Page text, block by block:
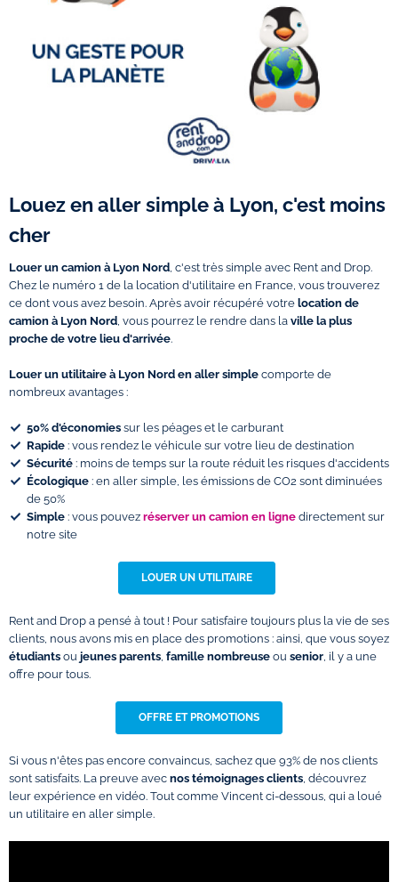
Louez en aller simple à Lyon, c'est moins
cher
Louer un camion à Lyon Nord , c'est très simple avec Rent and Drop.
Chez le numéro 1 de la location d'utilitaire en France, vous trouverez
ce dont vous avez besoin. Après avoir récupéré votre location de
camion à Lyon Nord , vous pourrez le rendre dans la ville la plus
proche de votre lieu d'arrivée.
Louer un utilitaire à Lyon Nord en aller simple comporte de
nombreux avantages :
50% d'économies sur les péages et le carburant
Rapide : vous rendez le véhicule sur votre lieu de destination
Sécurité : moins de temps sur la route réduit les risques d'accidents
Écologique : en aller simple, les émissions de CO2 sont diminuées
de 50%
Simple : vous pouvez réserver un camion en ligne directement sur
notre site
LOUER UN UTILITAIRE
Rent and Drop a pensé à tout ! Pour satisfaire toujours plus la vie de ses
clients, nous avons mis en place des promotions : ainsi, que vous soyez
étudiants ou jeunes parents famille nombreuse ou senior , il y a une
offre pour tous.
OFFRE ET PROMOTIONS
Si vous n'êtes pas encore convaincus, sachez que 93% de nos clients
sont satisfaits. La preuve avec nos témoignages clients , découvrez
leur expérience en vidéo. Tout comme Vincent ci-dessous, qui a loué
un utilitaire en aller simple.